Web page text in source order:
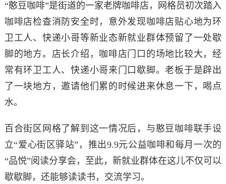
“憨豆咖啡”是街道的一家老牌咖啡店，网格员初次踏入
咖啡店检查消防安全时，意外发现咖啡店贴心地为环
卫工人、快递小哥等新业态新就业群体预留了一处歇
脚的地方。店长介绍，咖啡店门口的场地比较大，经
常有环卫工人、快递小哥来门口歇脚。老板于是辟出
了一块地方，邀请他们累的时候进来休息一下，喝点
水。
百合街区网格了解到这一情况后，与憨豆咖啡联手设
立“爱心街区驿站”，推出9.9元公益咖啡和每月一次的
“品悦”阅读分享会，至此，新就业群体在这儿不仅可以
歇歇脚，还能够读读书，交流学习。